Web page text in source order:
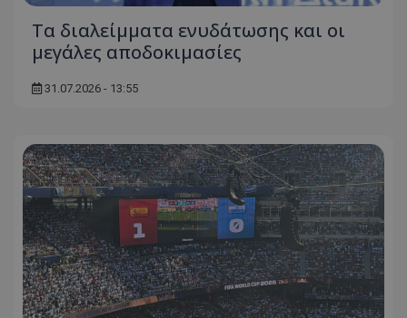
Τα διαλείμματα ενυδάτωσης και οι
μεγάλες αποδοκιμασίες
31.07.2026 - 13:55